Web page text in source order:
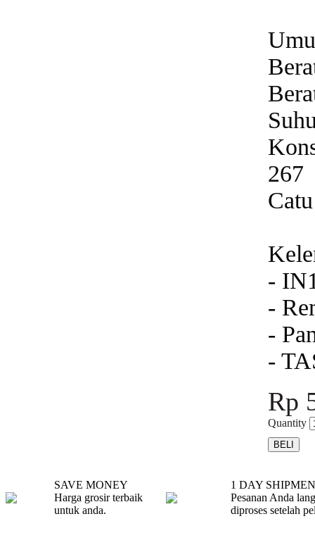
267
-
-
-
-
Rp
Quantity
SAVE MONEY
Harga grosir terbaik
untuk anda.
1 DAY
Pesanan Anda
diproses setelah